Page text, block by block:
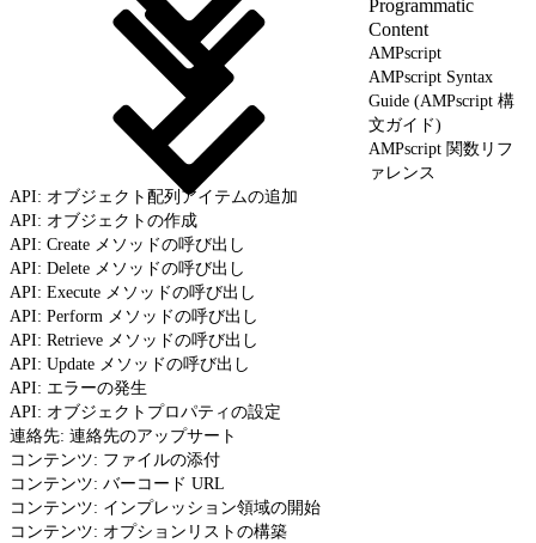
Programmatic
Content
AMPscript
AMPscript Syntax
Guide (AMPscript 構
文ガイド)
AMPscript 関数リフ
ァレンス
API: オブジェクト配列アイテムの追加
API: オブジェクトの作成
API: Create メソッドの呼び出し
API: Delete メソッドの呼び出し
API: Execute メソッドの呼び出し
API: Perform メソッドの呼び出し
API: Retrieve メソッドの呼び出し
API: Update メソッドの呼び出し
API: エラーの発生
API: オブジェクトプロパティの設定
連絡先: 連絡先のアップサート
コンテンツ: ファイルの添付
コンテンツ: バーコード URL
コンテンツ: インプレッション領域の開始
コンテンツ: オプションリストの構築